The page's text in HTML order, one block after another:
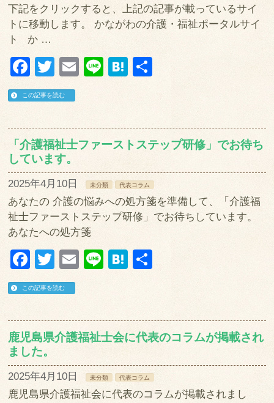
下記をクリックすると、上記の記事が載っているサイ
トに移動します。 かながわの介護・福祉ポータルサイ
ト か …
Facebook
Twitter
EmailLineHatena
この記事を読む
「介護福祉士ファーストステップ研修」でお待ち
しています。
2025年4月10日 未分類 代表コラム
あなたの 介護の悩みへの処方箋を準備して、「介護福
祉士ファーストステップ研修」でお待ちしています。
あなたへの処方箋
Facebook
Twitter
EmailLineHatena
この記事を読む
鹿児島県介護福祉士会に代表のコラムが掲載され
ました。
2025年4月10日 未分類 代表コラム
鹿児島県介護福祉会に代表のコラムが掲載されまし